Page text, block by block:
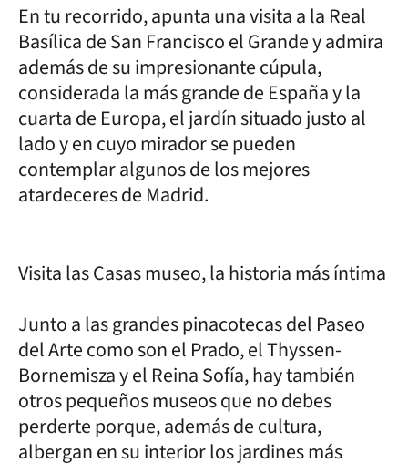
En tu recorrido, apunta una visita a la Real
Basílica de San Francisco el Grande y admira
además de su impresionante cúpula,
considerada la más grande de España y la
cuarta de Europa, el jardín situado justo al
lado y en cuyo mirador se pueden
contemplar algunos de los mejores
atardeceres de Madrid.
Visita las Casas museo, la historia más íntima
Junto a las grandes pinacotecas del Paseo
del Arte como son el Prado, el Thyssen-
Bornemisza y el Reina Sofía, hay también
otros pequeños museos que no debes
perderte porque, además de cultura,
albergan en su interior los jardines más